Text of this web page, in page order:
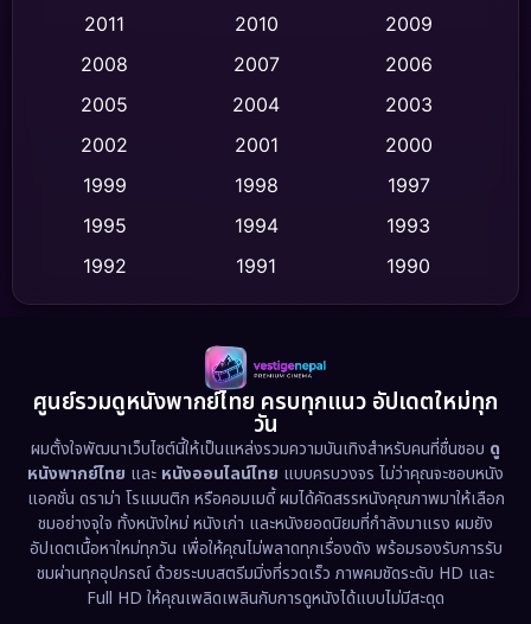
Crime อาชญากรรม (509)
Cult Film
Dance เต้น (10)
Detective สืบสวน (58)
Disaster (13)
Disney+ (5)
Documentary สารคดี (93)
Drama ดราม่า (1,448)
Dystopian (17)
2011
2010
2009
2008
2007
2006
2005
2004
2003
2002
2001
2000
1999
1998
1997
1995
1994
1993
1992
1991
1990
1989
1988
1986
1983
1978
1974
1962
ศูนย์รวมดูหนังพากย์ไทย ครบทุกแนว อัปเดตใหม่ทุก
วัน
ผมตั้งใจพัฒนาเว็บไซต์นี้ให้เป็นแหล่งรวมความบันเทิงสำหรับคนที่ชื่นชอบ ดู
หนังพากย์ไทย และ หนังออนไลน์ไทย แบบครบวงจร ไม่ว่าคุณจะชอบหนัง
แอคชั่น ดราม่า โรแมนติก หรือคอมเมดี้ ผมได้คัดสรรหนังคุณภาพมาให้เลือก
ชมอย่างจุใจ ทั้งหนังใหม่ หนังเก่า และหนังยอดนิยมที่กำลังมาแรง ผมยัง
อัปเดตเนื้อหาใหม่ทุกวัน เพื่อให้คุณไม่พลาดทุกเรื่องดัง พร้อมรองรับการรับ
ชมผ่านทุกอุปกรณ์ ด้วยระบบสตรีมมิ่งที่รวดเร็ว ภาพคมชัดระดับ HD และ
Full HD ให้คุณเพลิดเพลินกับการดูหนังได้แบบไม่มีสะดุด